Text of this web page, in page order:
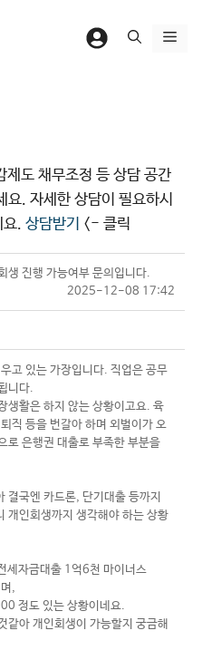
메
제도 채무조정 등 상담 공간
. 자세한 상담이 필요하시
요. 상담받기 <- 클릭
생 진행 가능여부 문의입니다.
2025-12-08 17:42
고 있는 가장입니다. 직업은 공무
니다.
생활은 하지 않는 상황이고요. 육
직 등을 번갈아 하며 외벌이가 오
로 은행권 대출로 부족한 부분을
결국엔 카드론, 단기대출 등까지
개인회생까지 생각해야 하는 상황
세자금대출 1억6천 마이너스
,
정도 있는 상황이네요.
같아 개인회생이 가능할지 궁금해